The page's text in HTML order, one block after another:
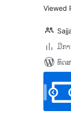
Viewed
ມີກ
ທົດ